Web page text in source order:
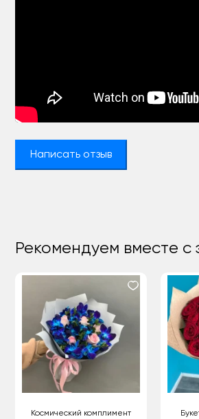
Написать отзыв
Рекомендуем вместе с
Космический комплимент